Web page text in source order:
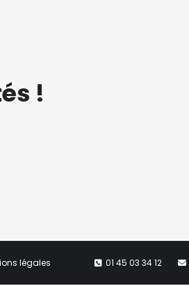
!
légales 01 45 03 34 12